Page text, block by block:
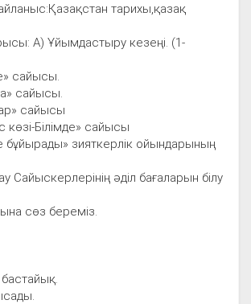
тарихы,қазақ
А) Ұйымдастыру кезеңі. (1-
сайысы.
сайысы.
сайысы
көзі-Білімде» сайысы
бұйырады» зияткерлік ойындарының
Сайыскерлерінің әділ бағаларын білу
сөз береміз.